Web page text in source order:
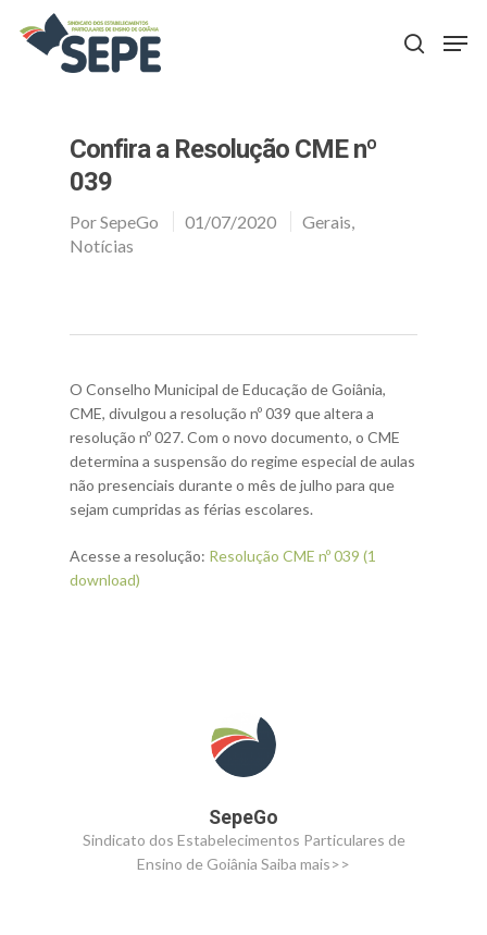
Confira a Resolução CME nº
039
PorSepeGo 01/07/2020 Gerais,
Notícias
O Conselho Municipal de Educação de Goiânia,
CME, divulgou a resolução nº 039 que altera a
resolução nº 027. Com o novo documento, o CME
determina a suspensão do regime especial de aulas
não presenciais durante o mês de julho para que
sejam cumpridas as férias escolares.
Acesse a resolução: Resolução CME nº 039 (1
download)
SepeGo
Sindicato dos Estabelecimentos Particulares de
Ensino de Goiânia Saiba mais>>